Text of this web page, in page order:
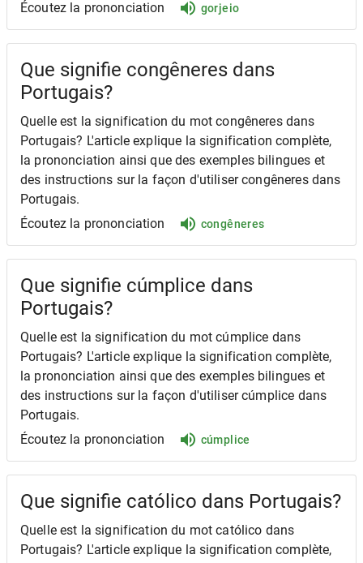
Écoutez la prononciation
gorjeio
Que signifie congêneres dans
Portugais?
Quelle est la signification du mot congêneres dans
Portugais? L'article explique la signification complète,
la prononciation ainsi que des exemples bilingues et
des instructions sur la façon d'utiliser congêneres dans
Portugais.
Écoutez la prononciation
congêneres
Que signifie cúmplice dans
Portugais?
Quelle est la signification du mot cúmplice dans
Portugais? L'article explique la signification complète,
la prononciation ainsi que des exemples bilingues et
des instructions sur la façon d'utiliser cúmplice dans
Portugais.
Écoutez la prononciation
cúmplice
Que signifie católico dans Portugais?
Quelle est la signification du mot católico dans
Portugais? L'article explique la signification complète,